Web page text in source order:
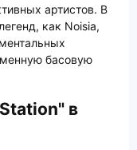
артистов. В
как Noisia,
басовую
в